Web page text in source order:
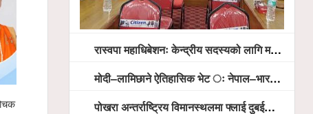
स्याङ्जामा सामाजिक सद्भाव र राष्ट्रिय एकताका लागि
गृहमन्त्री गुरुङसहितको
रास्वपा महाधिबेशनः केन्द्रीय सदस्यको लागि मतदान सम्पन्न,
मोदी–लामिछाने ऐतिहासिक भेट ः नेपाल–भारत सम्बन्धलाई नयाँ उचाइमा पु¥याउने साझा प्रतिबद्धता
पोखरा अन्तर्राष्ट्रिय विमानस्थलमा फ्लाई दुबईको बढ्दो चासो, ६ घण्टा लामो प्राविधिक निरीक्षणपछि दैनिक उडानको ढोका खुल्दै